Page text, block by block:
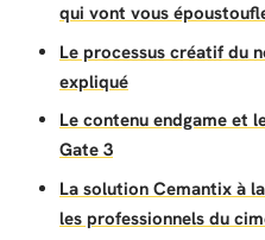
qui vont vous
Le processus créatif du
expliqué
Le contenu endgame et
Gate 3
La solution Cemantix à
les professionnels du